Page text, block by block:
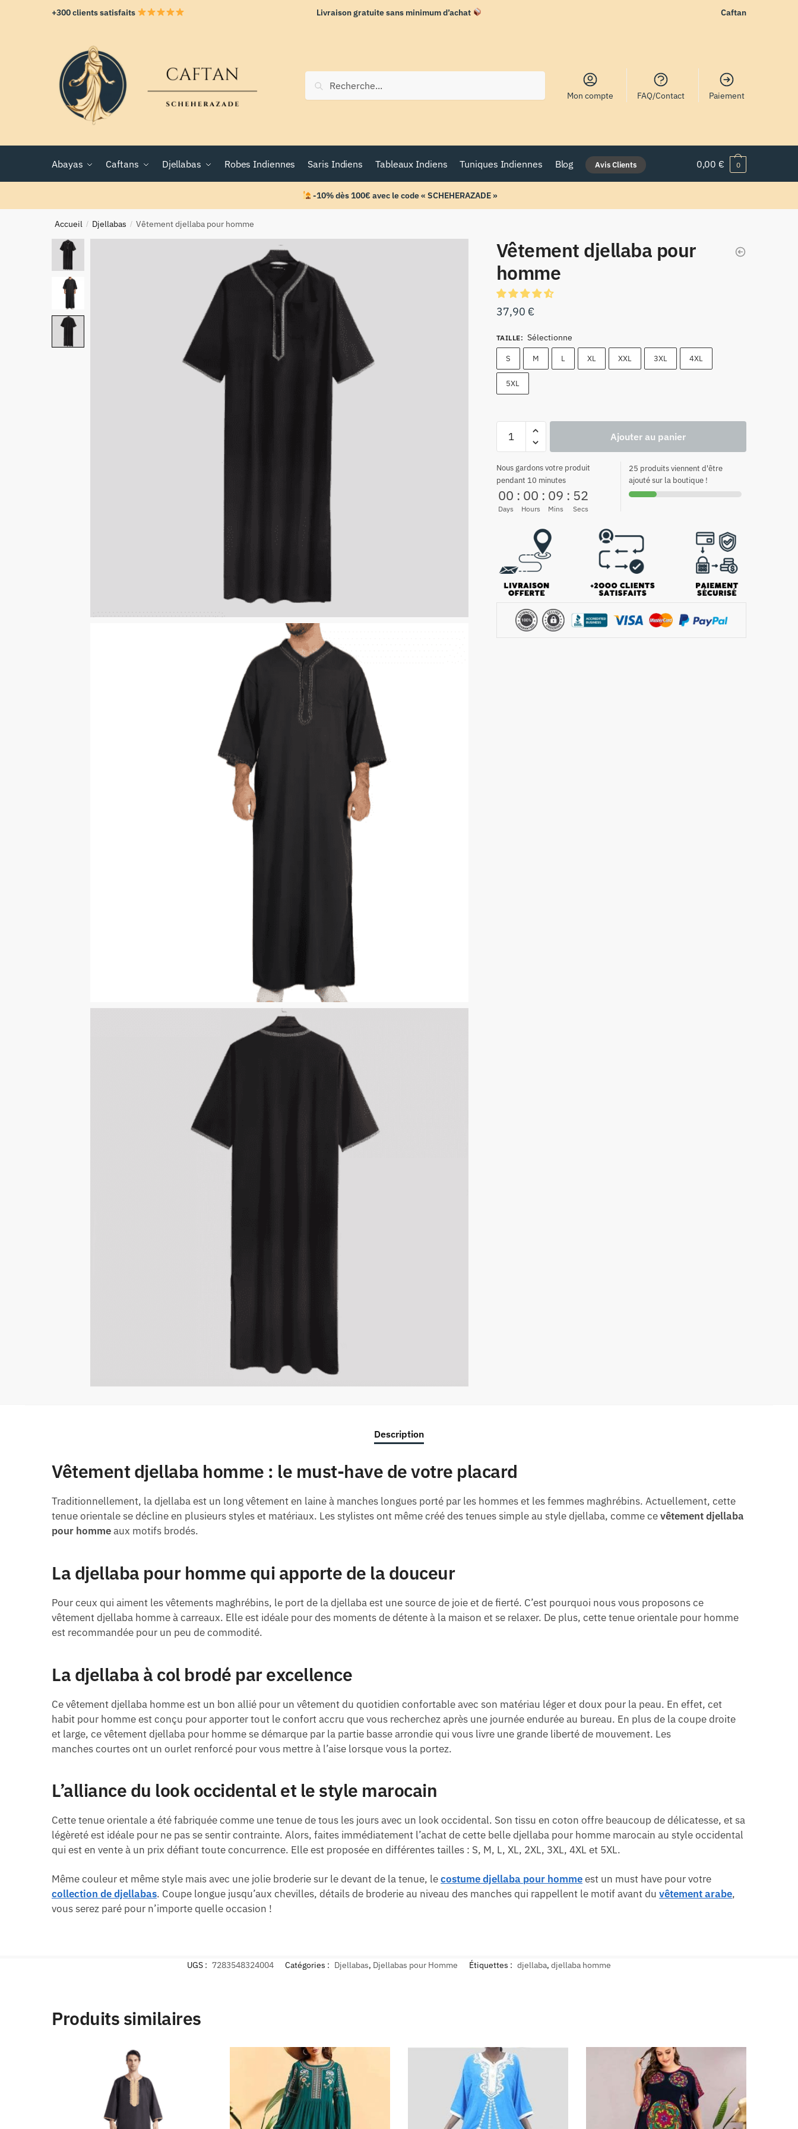
+300 clients satisfaits Livraison gratuite sans minimum d’achat Caftan
Recherche
Mon compte FAQ/Contact Paiement
Abayas Caftans Djellabas Robes Indiennes Saris Indiens Tableaux Indiens Tuniques Indiennes Blog Avis Clients 0,00 € 0
-10% dès 100€ avec le code « SCHEHERAZADE »
Accueil / Djellabas / Vêtement djellaba pour homme
Vêtement djellaba pour
homme
37,90 €
TAILLE: Sélectionne
S M L XL XXL 3XL 4XL
5XL
Ajouter au panier
Nous gardons votre produit
pendant 10 minutes
00
Days
: 00
Hours
: 09
Mins
: 51
Secs
25 produits viennent d'être
ajouté sur la boutique !
Description
Vêtement djellaba homme : le must-have de votre placard
Traditionnellement, la djellaba est un long vêtement en laine à manches longues porté par les hommes et les femmes maghrébins. Actuellement, cette
tenue orientale se décline en plusieurs styles et matériaux. Les stylistes ont même créé des tenues simple au style djellaba, comme cevêtement djellaba
pour hommeaux motifs brodés.
La djellaba pour homme qui apporte de la douceur
Pour ceux qui aiment les vêtements maghrébins, le port de la djellaba est une source de joie et de fierté. C’est pourquoi nous vous proposons ce
vêtement djellaba homme à carreaux. Elle est idéale pour des moments de détente à la maison et se relaxer. De plus, cette tenue orientale pour homme
est recommandée pour un peu de commodité.
La djellaba à col brodé par excellence
Ce vêtement djellaba homme est un bon allié pour un vêtement du quotidien confortable avec son matériau léger et doux pour la peau. En effet, cet
habit pour homme est conçu pour apporter tout le confort accru que vous recherchez après une journée endurée au bureau. En plus de la coupe droite
et large, ce vêtement djellaba pour homme se démarque par la partie basse arrondie qui vous livre une grande liberté de mouvement. Les
manches courtes ont un ourlet renforcé pour vous mettre à l’aise lorsque vous la portez.
L’alliance du look occidental et le style marocain
Cette tenue orientale a été fabriquée comme une tenue de tous les jours avec un look occidental. Son tissu en coton offre beaucoup de délicatesse, et sa
légèreté est idéale pour ne pas se sentir contrainte. Alors, faites immédiatement l’achat de cette belle djellaba pour homme marocain au style occidental
qui est en vente à un prix défiant toute concurrence. Elle est proposée en différentes tailles : S, M, L, XL, 2XL, 3XL, 4XL et 5XL.
Même couleur et même style mais avec une jolie broderie sur le devant de la tenue, lecostume djellaba pour hommeest un must have pour votre
collection de djellabas. Coupe longue jusqu’aux chevilles, détails de broderie au niveau des manches qui rappellent le motif avant duvêtement arabe,
vous serez paré pour n’importe quelle occasion !
UGS : 7283548324004 Catégories : Djellabas, Djellabas pour Homme Étiquettes : djellaba, djellaba homme
Produits similaires